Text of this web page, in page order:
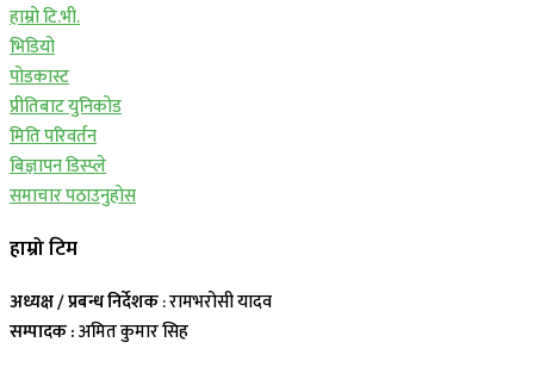
हाम्रो टि.भी.
भिडियो
पोडकास्ट
प्रीतिबाट युनिकोड
मिति परिवर्तन
बिज्ञापन डिस्प्ले
समाचार पठाउनुहोस
हाम्रो टिम
अध्यक्ष / प्रबन्ध निर्देशक: रामभरोसी यादव
सम्पादक :अमित कुमार सिह